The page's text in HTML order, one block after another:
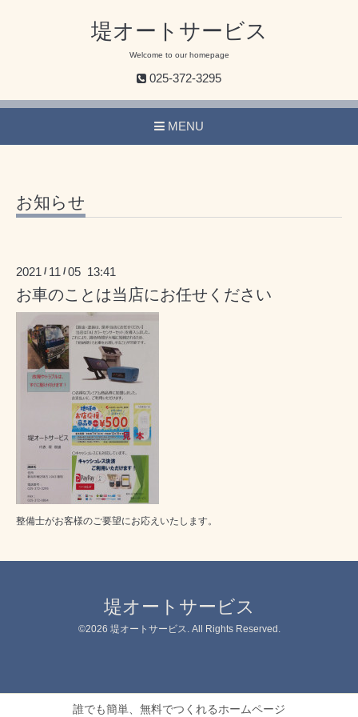
堤オートサービス
Welcome to our homepage
025-372-3295
MENU
お知らせ
2021 / 11 /05 13:41
お車のことは当店にお任せください
整備士がお客様のご要望にお応えいたします。
堤オートサービス
©2026 堤オートサービス . All Rights Reserved.
誰でも簡単、無料でつくれるホームページ